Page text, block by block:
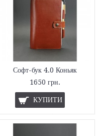
Софт-бук 4.0 Коньяк
1650 грн.
КУПИТИ